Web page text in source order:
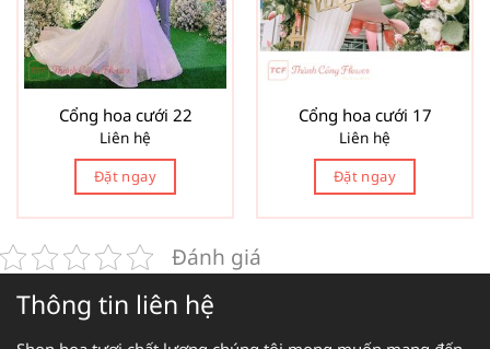
Cổng hoa cưới 22
Liên hệ
Đặt ngay
Cổng hoa cưới 17
Liên hệ
Đặt ngay
Đánh giá
Thông tin liên hệ